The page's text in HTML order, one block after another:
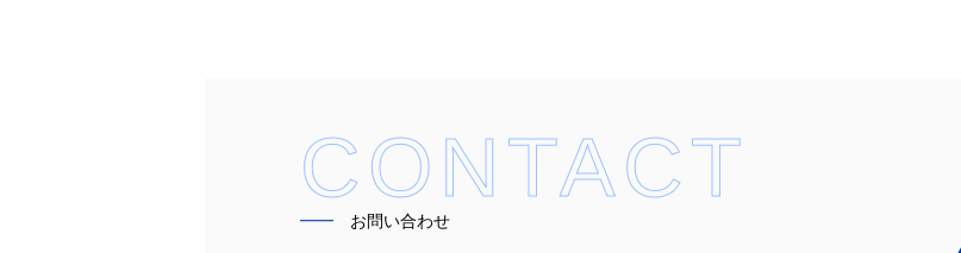
CONTACT
━━ お問い合わせ